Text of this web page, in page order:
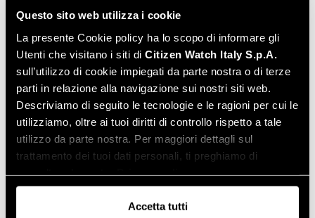
Questo sito web utilizza i cookie
La presente Cookie policy ha lo scopo di informare gli
Utenti che visitano i siti di Citizen Watch Italy S.p.A.
sull’utilizzo di cookie impiegati da parte nostra o di terze
parti in relazione alla navigazione sui nostri siti web.
Descriviamo di seguito le tecnologie e le ragioni per cui le
utilizziamo, oltre ai tuoi diritti di controllo rispetto a tale
utilizzo da parte nostra. Per maggiori dettagli sul
trattamento dei tuoi dati personali, ti preghiamo di
Accetta tutti
98A282
EURO 369 EURO